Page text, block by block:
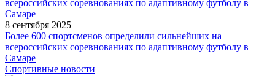
8 сентября 2025
Более 600 спортсменов определили сильнейших на
всероссийских соревнованиях по адаптивному футболу в
Самаре
Спортивные новости